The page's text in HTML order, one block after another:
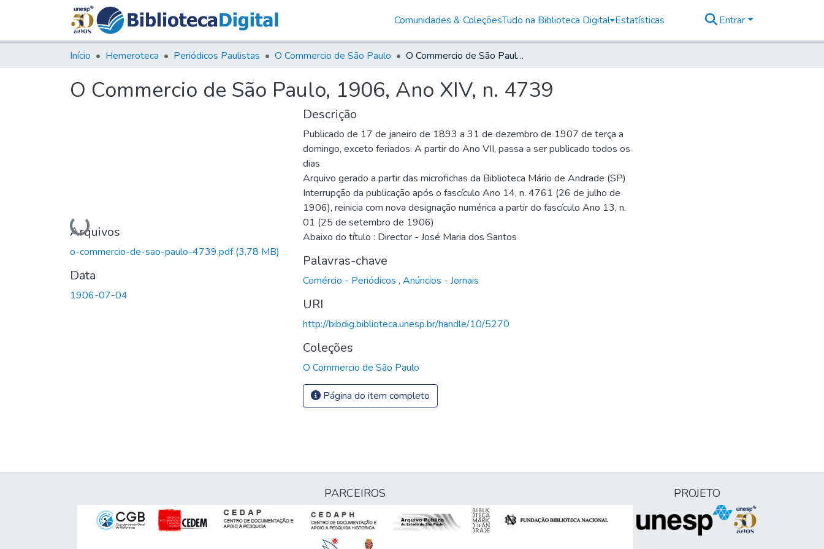
Comunidades & ColeçõesTudo na Biblioteca Digital Estatísticas Entrar
Início Hemeroteca Periódicos Paulistas O Commercio de São Paulo O Commercio de São Paulo, 1906, Ano XIV, n. 4739
O Commercio de São Paulo, 1906, Ano XIV, n. 4739
Carregando...
Arquivos
o-commercio-de-sao-paulo-4739.pdf(3,78 MB)
Data
1906-07-04
Descrição
Publicado de 17 de janeiro de 1893 a 31 de dezembro de 1907 de terça a
domingo, exceto feriados. A partir do Ano VII, passa a ser publicado todos os
dias
Arquivo gerado a partir das microfichas da Biblioteca Mário de Andrade (SP)
Interrupção da publicação após o fascículo Ano 14, n. 4761 (26 de julho de
1906), reinicia com nova designação numérica a partir do fascículo Ano 13, n.
01 (25 de setembro de 1906)
Abaixo do título : Director - José Maria dos Santos
Palavras-chave
Comércio - Periódicos , Anúncios - Jornais
URI
http://bibdig.biblioteca.unesp.br/handle/10/5270
Coleções
O Commercio de São Paulo
Página do item completo
PARCEIROS PROJETO